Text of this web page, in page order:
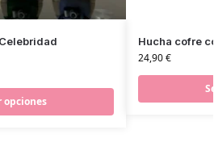
opciones
Hucha cofre
24,90€